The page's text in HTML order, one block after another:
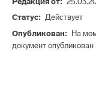
Статус
Действует
Опубликован
На
документ